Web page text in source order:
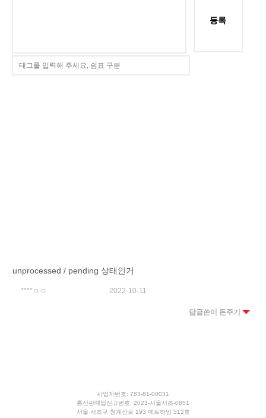
등록
unprocessed / pending 상태인거
****ㅇㅇ 2022-10-11
답글쓴이 돈주기
사업자번호: 783-81-00031
통신판매업신고번호: 2023-서울서초-0851
서울 서초구 청계산로 193 메트하임 512호